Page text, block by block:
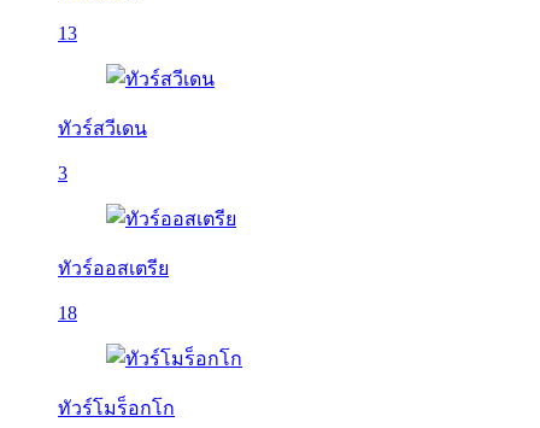
13
ทัวร์สวีเดน
3
ทัวร์ออสเตรีย
18
ทัวร์โมร็อกโก